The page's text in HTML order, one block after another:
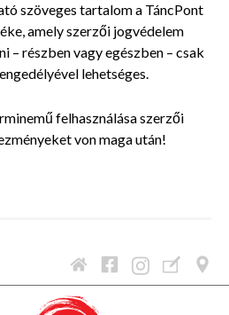
szöveges tartalom a TáncPont
amely szerzői jogvédelem
– részben vagy egészben – csak
lehetséges.
felhasználása szerzői
von maga után!